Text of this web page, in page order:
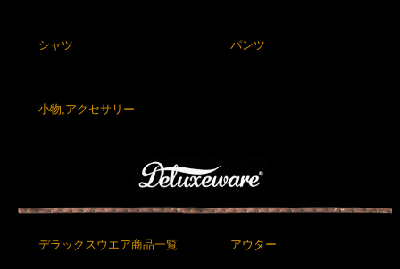
シャツ パンツ
小物,アクセサリー
デラックスウエア商品一覧 アウター